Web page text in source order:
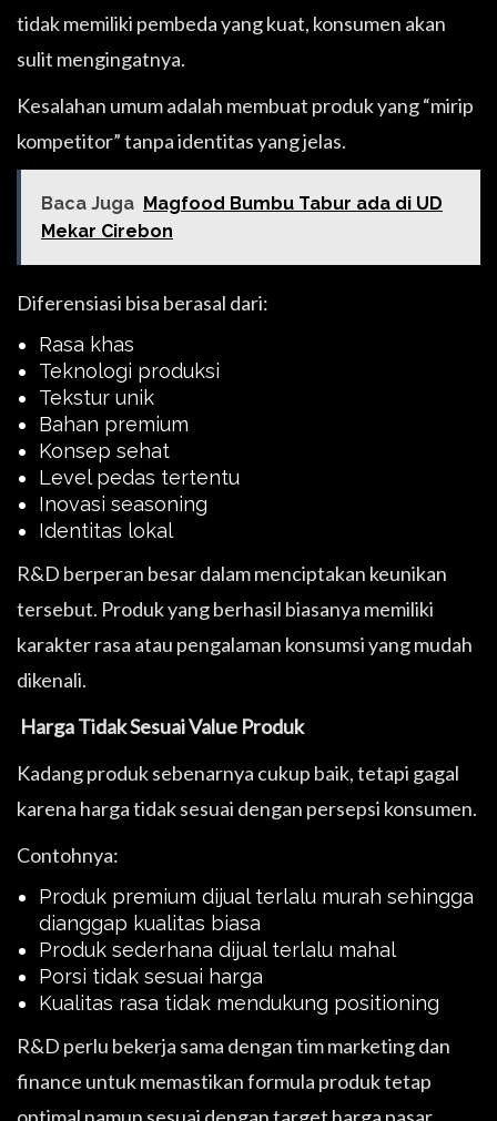
tidak memiliki pembeda yang kuat, konsumen akan
sulit mengingatnya.
Kesalahan umum adalah membuat produk yang “mirip
kompetitor” tanpa identitas yang jelas.
Baca Juga Magfood Bumbu Tabur ada di UD
Mekar Cirebon
Diferensiasi bisa berasal dari:
Rasa khas
Teknologi produksi
Tekstur unik
Bahan premium
Konsep sehat
Level pedas tertentu
Inovasi seasoning
Identitas lokal
R&D berperan besar dalam menciptakan keunikan
tersebut. Produk yang berhasil biasanya memiliki
karakter rasa atau pengalaman konsumsi yang mudah
dikenali.
Harga Tidak Sesuai Value Produk
Kadang produk sebenarnya cukup baik, tetapi gagal
karena harga tidak sesuai dengan persepsi konsumen.
Contohnya:
Produk premium dijual terlalu murah sehingga
dianggap kualitas biasa
Produk sederhana dijual terlalu mahal
Porsi tidak sesuai harga
Kualitas rasa tidak mendukung positioning
R&D perlu bekerja sama dengan tim marketing dan
finance untuk memastikan formula produk tetap